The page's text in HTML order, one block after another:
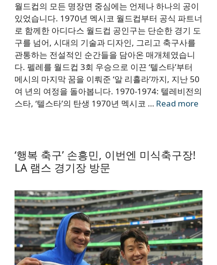
월드컵의 모든 명장면 중심에는 언제나 하나의 공이
있었습니다. 1970년 멕시코 월드컵부터 공식 파트너
로 함께한 아디다스 월드컵 공인구는 단순한 경기 도
구를 넘어, 시대의 기술과 디자인, 그리고 축구사를
관통하는 전설적인 순간들을 담아온 매개체였습니
다. 펠레를 월드컵 3회 우승으로 이끈 ‘텔스타’부터
메시의 마지막 꿈을 이뤄준 ‘알 리흘라’까지, 지난 50
여 년의 여정을 돌아봅니다. 1970-1974: 텔레비전의
스타, ‘텔스타’의 탄생 1970년 멕시코 … Read more
‘행복 축구’ 손흥민, 이번엔 미식축구장!
LA 램스 경기장 방문